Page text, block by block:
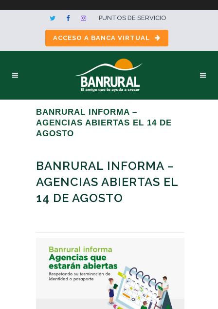
PUNTOS DE SERVICIO
ACCESO A BANCA VIRTUAL
BANRURAL INFORMA –
AGENCIAS ABIERTAS EL 14 DE
AGOSTO
BANRURAL INFORMA –
AGENCIAS ABIERTAS EL
14 DE AGOSTO